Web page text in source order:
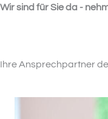
Wir sind für Sie da -
Ihre Ansprechpartner